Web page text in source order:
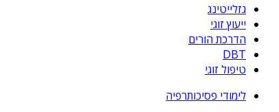
גזלייטינג
ייעוץ זוגי
הדרכת הורים
DBT
טיפול זוגי
לימודי פסיכותרפיה